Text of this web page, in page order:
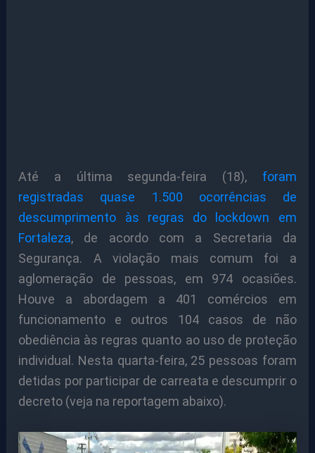
Até a última segunda-feira (18), foram
registradas quase 1.500 ocorrências de
descumprimento às regras do lockdown em
Fortaleza, de acordo com a Secretaria da
Segurança. A violação mais comum foi a
aglomeração de pessoas, em 974 ocasiões.
Houve a abordagem a 401 comércios em
funcionamento e outros 104 casos de não
obediência às regras quanto ao uso de proteção
individual. Nesta quarta-feira, 25 pessoas foram
detidas por participar de carreata e descumprir o
decreto (veja na reportagem abaixo).